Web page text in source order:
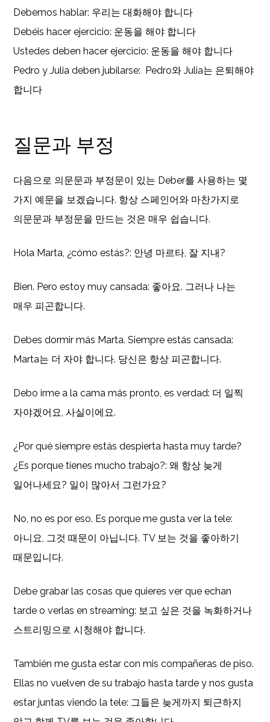
Debemos hablar: 우리는 대화해야 합니다
Debéis hacer ejercicio: 운동을 해야 합니다
Ustedes deben hacer ejercicio: 운동을 해야 합니다
Pedro y Julia deben jubilarse: Pedro와 Julia는 은퇴해야
합니다
질문과 부정
다음으로 의문문과 부정문이 있는 Deber를 사용하는 몇
가지 예문을 보겠습니다. 항상 스페인어와 마찬가지로
의문문과 부정문을 만드는 것은 매우 쉽습니다.
Hola Marta, ¿cómo estás?: 안녕 마르타, 잘 지내?
Bien. Pero estoy muy cansada: 좋아요. 그러나 나는
매우 피곤합니다.
Debes dormir más Marta. Siempre estás cansada:
Marta는 더 자야 합니다. 당신은 항상 피곤합니다.
Debo irme a la cama más pronto, es verdad: 더 일찍
자야겠어요, 사실이에요.
¿Por qué siempre estás despierta hasta muy tarde?
¿Es porque tienes mucho trabajo?: 왜 항상 늦게
일어나세요? 일이 많아서 그런가요?
No, no es por eso. Es porque me gusta ver la tele:
아니요, 그것 때문이 아닙니다. TV 보는 것을 좋아하기
때문입니다.
Debe grabar las cosas que quieres ver que echan
tarde o verlas en streaming: 보고 싶은 것을 녹화하거나
스트리밍으로 시청해야 합니다.
También me gusta estar con mis compañeras de piso.
Ellas no vuelven de su trabajo hasta tarde y nos gusta
estar juntas viendo la tele: 그들은 늦게까지 퇴근하지